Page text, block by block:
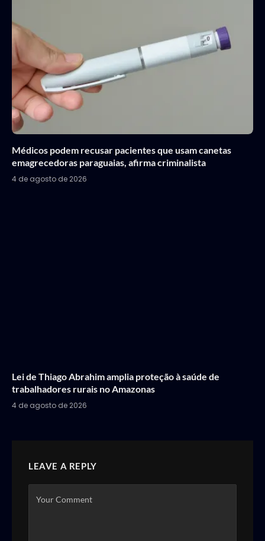
Médicos podem recusar pacientes que usam canetas
emagrecedoras paraguaias, afirma criminalista
4 de agosto de 2026
Lei de Thiago Abrahim amplia proteção à saúde de
trabalhadores rurais no Amazonas
4 de agosto de 2026
LEAVE A REPLY